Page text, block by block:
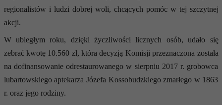
regionalistów i ludzi dobrej woli, chcących pomóc w tej szczytnej
akcji.
W ubiegłym roku, dzięki życzliwości licznych osób, udało się
zebrać kwotę 10.560 zł, która decyzją Komisji przeznaczona została
na dofinansowanie odrestaurowanego w sierpniu 2017 r. grobowca
lubartowskiego aptekarza Józefa Kossobudzkiego zmarłego w 1863
r. oraz jego rodziny.